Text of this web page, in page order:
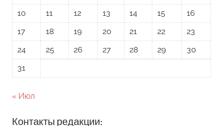
10
11 12 13 14 15
16
17
18 19 20 21 22
23
24
25 26 27 28 29
30
31
« Июл
Контакты редакции: